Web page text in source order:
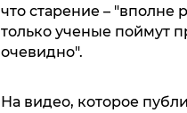
что старение –
только ученые поймут
очевидно".
На видео, которое